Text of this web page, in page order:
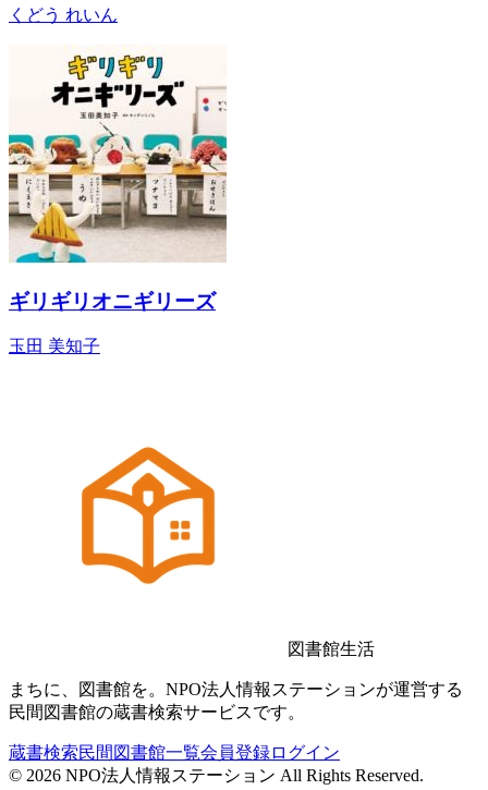
くどう れいん
ギリギリオニギリーズ
玉田 美知子
図書館生活
まちに、図書館を。NPO法人情報ステーションが運営する
民間図書館の蔵書検索サービスです。
蔵書検索民間図書館一覧会員登録ログイン
© 2026 NPO法人情報ステーション All Rights Reserved.